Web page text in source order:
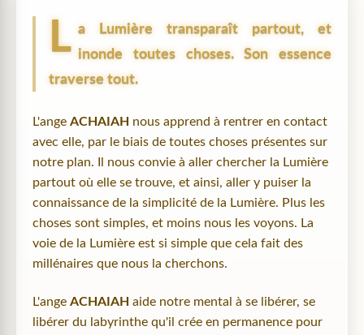
L a Lumière transparaît partout, et
inonde toutes choses. Son essence
traverse tout.
L'ange ACHAIAH nous apprend à rentrer en contact
avec elle, par le biais de toutes choses présentes sur
notre plan. Il nous convie à aller chercher la Lumière
partout où elle se trouve, et ainsi, aller y puiser la
connaissance de la simplicité de la Lumière. Plus les
choses sont simples, et moins nous les voyons. La
voie de la Lumière est si simple que cela fait des
millénaires que nous la cherchons.
L'ange ACHAIAH aide notre mental à se libérer, se
libérer du labyrinthe qu'il crée en permanence pour